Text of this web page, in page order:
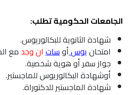
الجامعات الحكومية تطلب:
شهادة الثانوية للبكالوريوس.
امتحانيوسأوسات ان وجد مع
جواز سفر أو هوية شخصية.
أوشهادة البكالوريوس للماجستير.
شهادة الماجستير للدكتوراة.